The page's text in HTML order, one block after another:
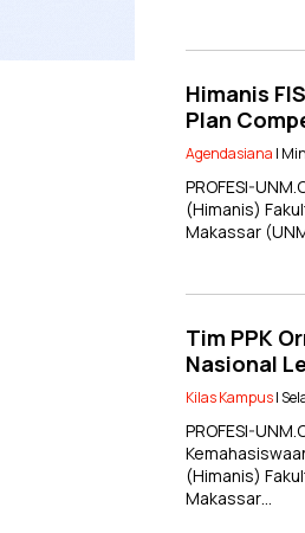
Himanis
Plan
Agendasiana |
PROFESI-
(Himanis)
Makassar
Tim PPK
Nasional
Kilas Kampus|
PROFESI-
(Himanis)
Makassar…